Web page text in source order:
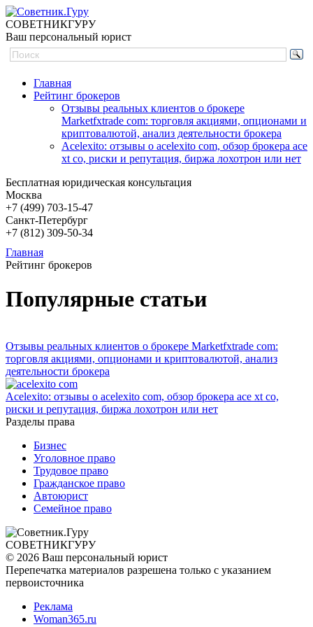
СОВЕТНИКГУРУ
Ваш персональный юрист
Главная
Рейтинг брокеров
Отзывы реальных клиентов о брокере
Marketfxtrade com: торговля акциями, опционами и
криптовалютой, анализ деятельности брокера
Acelexito: отзывы о acelexito com, обзор брокера ace
xt co, риски и репутация, биржа лохотрон или нет
Бесплатная юридическая консультация
Москва
+7 (499) 703-15-47
Санкт-Петербург
+7 (812) 309-50-34
Главная
Рейтинг брокеров
Популярные статьи
Отзывы реальных клиентов о брокере Marketfxtrade com:
торговля акциями, опционами и криптовалютой, анализ
деятельности брокера
Acelexito: отзывы о acelexito com, обзор брокера ace xt co,
риски и репутация, биржа лохотрон или нет
Разделы права
Бизнес
Уголовное право
Трудовое право
Гражданское право
Автоюрист
Семейное право
СОВЕТНИКГУРУ
© 2026 Ваш персональный юрист
Перепечатка материалов разрешена только с указанием
первоисточника
Реклама
Woman365.ru